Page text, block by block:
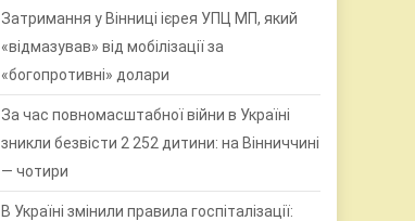
Затримання у Вінниці ієрея УПЦ МП, який
«відмазував» від мобілізації за
«богопротивні» долари
За час повномасштабної війни в Україні
зникли безвісти 2 252 дитини: на Вінниччині
— чотири
В Україні змінили правила госпіталізації: